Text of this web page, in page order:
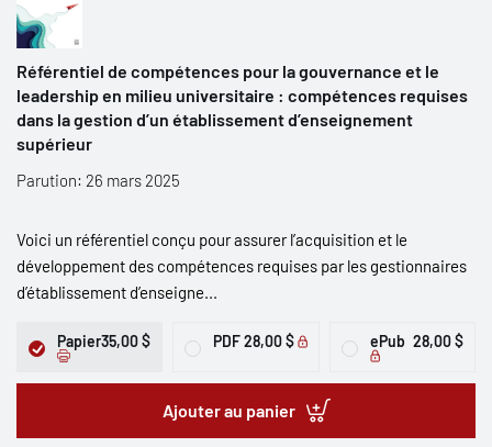
Référentiel de compétences pour la gouvernance et le
leadership en milieu universitaire : compétences requises
dans la gestion d’un établissement d’enseignement
supérieur
Parution: 26 mars 2025
Voici un référentiel conçu pour assurer l’acquisition et le
développement des compétences requises par les gestionnaires
d’établissement d’enseigne...
Papier35,00 $ PDF28,00 $ ePub 28,00 $
Ajouter au panier